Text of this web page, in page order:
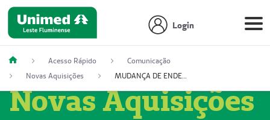
Login
Acesso Rápido
Comunicação
Novas Aquisições
MUDANÇA DE ENDEREÇO - DIAGITAB SERVIÇOS MÉDICOS LTDA (54003267-5)
Novas Aquisições